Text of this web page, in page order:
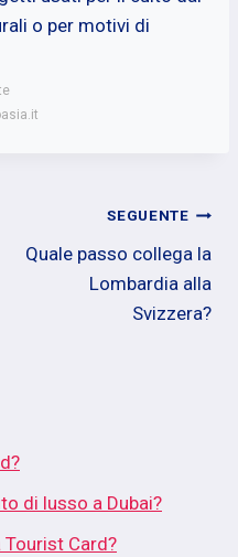
o per motivi di
SEGUENTE
Quale passo collega la
Lombardia alla
Svizzera?
di lusso a Dubai?
Card?